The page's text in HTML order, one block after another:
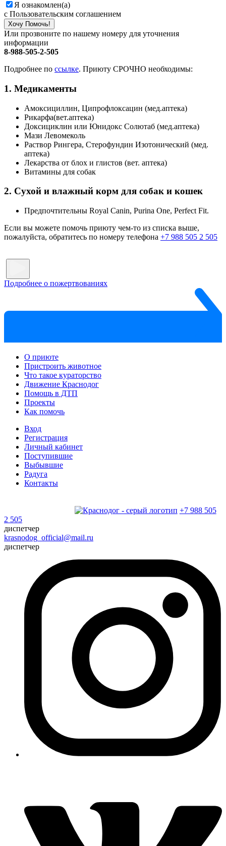
Я ознакомлен(а)
с Пользовательским соглашением
Хочу Помочь!
Или прозвоните по нашему номеру для уточнения
информации
8-988-505-2-505
Подробнее по ссылке. Приюту СРОЧНО необходимы:
1. Медикаменты
Амоксициллин, Ципрофлоксацин (мед.аптека)
Рикарфа(вет.аптека)
Доксициклин или Юнидокс Солютаб (мед.аптека)
Мази Левомеколь
Раствор Рингера, Стерофундин Изотонический (мед.
аптека)
Лекарства от блох и глистов (вет. аптека)
Витамины для собак
2. Сухой и влажный корм для собак и кошек
Предпочтительны Royal Canin, Purina One, Perfect Fit.
Если вы можете помочь приюту чем-то из списка выше,
пожалуйста, обратитесь по номеру телефона +7 988 505 2 505
Подробнее о пожертвованиях
О приюте
Пристроить животное
Что такое кураторство
Движение Краснодог
Помощь в ДТП
Проекты
Как помочь
Вход
Регистрация
Личный кабинет
Поступившие
Выбывшие
Радуга
Контакты
+7 988 505
2 505
диспетчер
krasnodog_official@mail.ru
диспетчер